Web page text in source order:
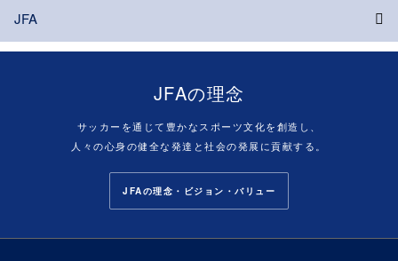
JFA
JFAの理念
サッカーを通じて豊かなスポーツ文化を創造し、
人々の心身の健全な発達と社会の発展に貢献する。
JFAの理念・ビジョン・バリュー